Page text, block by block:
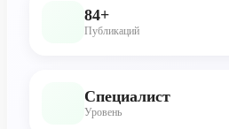
84+
Публикаций
Специалист
Уровень